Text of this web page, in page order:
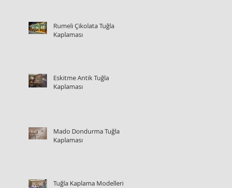
Rumeli Çikolata Tuğla
Kaplaması
Eskitme Antik Tuğla
Kaplaması
Mado Dondurma Tuğla
Kaplaması
Tuğla Kaplama Modelleri